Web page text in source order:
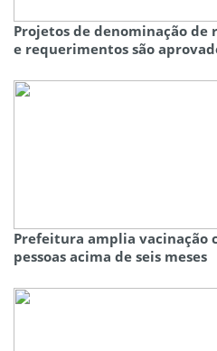
Projetos de denominação
e requerimentos são
Prefeitura amplia vacinação
pessoas acima de seis meses